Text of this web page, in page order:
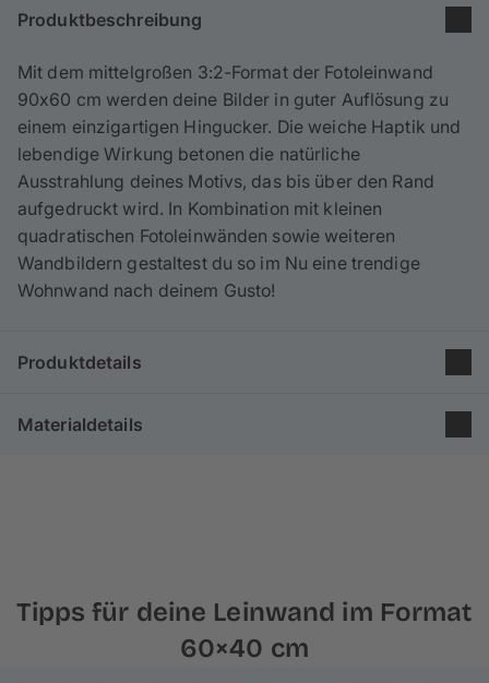
Produktbeschreibung
Mit dem mittelgroßen 3:2-Format der Fotoleinwand
90x60 cm werden deine Bilder in guter Auflösung zu
einem einzigartigen Hingucker. Die weiche Haptik und
lebendige Wirkung betonen die natürliche
Ausstrahlung deines Motivs, das bis über den Rand
aufgedruckt wird. In Kombination mit kleinen
quadratischen Fotoleinwänden sowie weiteren
Wandbildern gestaltest du so im Nu eine trendige
Wohnwand nach deinem Gusto!
Produktdetails
Gruppe: Poster & Leinwand
Materialdetails
Für unsere Rahmen verwenden wirechtes Kiefern-
Tipps für deine Leinwand im Format
60×40 cm